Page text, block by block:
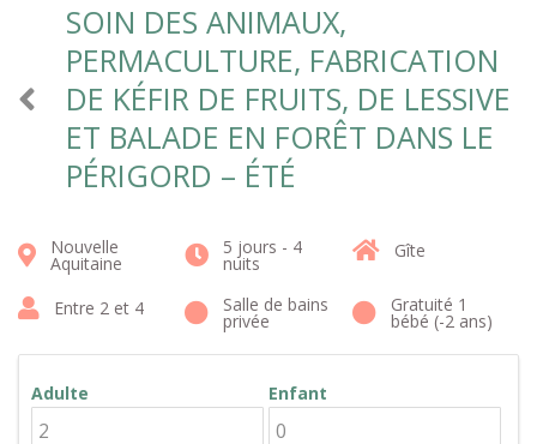
SOIN DES ANIMAUX,
PERMACULTURE, FABRICATION
DE KÉFIR DE FRUITS, DE LESSIVE
ET BALADE EN FORÊT DANS LE
PÉRIGORD – ÉTÉ
Nouvelle
Aquitaine
5 jours - 4
nuits
Gîte
Entre 2 et 4 Salle de bains
privée
Gratuité 1
bébé (-2 ans)
Adulte Enfant